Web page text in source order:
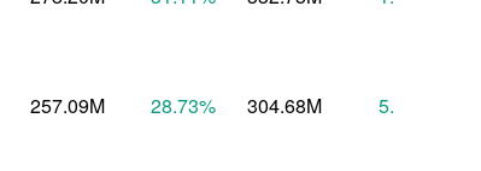
257.09M 28.73% 304.68M 5.25